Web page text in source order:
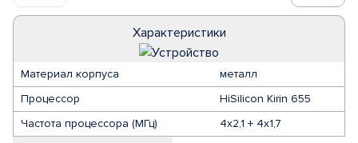
Характеристики
Материал корпуса
металл
Процессор
HiSilicon Kirin 655
Частота процессора (МГц)
4х2,1 + 4х1,7